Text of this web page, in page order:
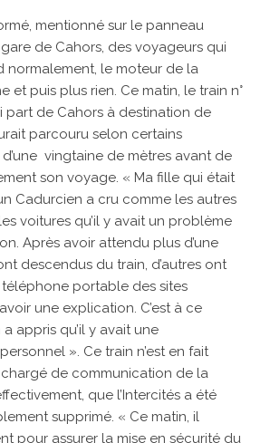
mentionné sur le panneau
de Cahors, des voyageurs qui
normalement, le moteur de la
et puis plus rien. Ce matin, le train n°
part de Cahors à destination de
parcouru selon certains
vingtaine de mètres avant de
son voyage. « Ma fille qui était
Cadurcien a cru comme les autres
voitures qu’il y avait un problème
Après avoir attendu plus d’une
descendus du train, d’autres ont
portable des sites
une explication. C’est à ce
appris qu’il y avait une
». Ce train n’est en fait
chargé de communication de la
que l’Intercités a été
supprimé. « Ce matin, il
pour assurer la mise en sécurité du